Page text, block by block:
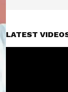
LATEST